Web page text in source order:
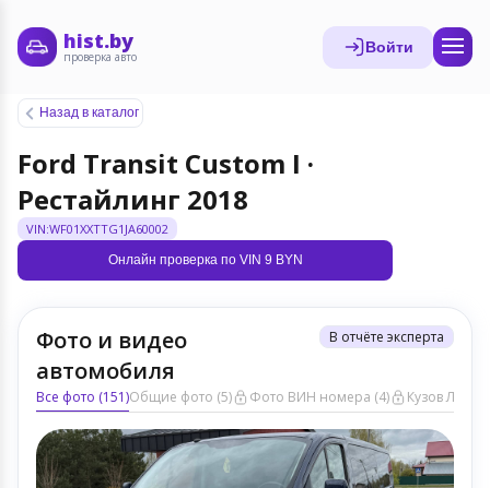
hist.by
проверка авто
Войти
Назад в каталог
Ford Transit Custom I ·
Рестайлинг 2018
VIN:WF01XXTTG1JA60002
Онлайн проверка по VIN 9 BYN
Фото и видео
автомобиля
В отчёте эксперта
Все фото (151)Общие фото (5) Фото ВИН номера (4) Кузов ЛКП